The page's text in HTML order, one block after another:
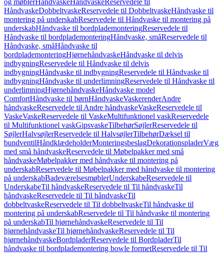
og møblerHåndvaskeHåndvaskeReservedele til
HåndvaskeDobbeltvaskeReservedele til DobbeltvaskeHåndvaske til
montering på underskabReservedele til Håndvaske til montering på
underskabHåndvaske til bordplademonteringReservedele til
Håndvaske til bordplademonteringHåndvaske, småReservedele til
Håndvaske, småHåndvaske til
bordplademonteringHjørnehåndvaskeHåndvaske til delvis
indbygningReservedele til Håndvaske til delvis
indbygningHåndvaske til indbygningReservedele til Håndvaske til
indbygningHåndvaske til underlimningReservedele til Håndvaske til
underlimningHjørnehåndvaskeHåndvaske model
ComfortHåndvaske til børnHåndvaskeVaskerenderAndre
håndvaskeReservedele til Andre håndvaskeVaskeReservedele til
VaskeVaskeReservedele til VaskeMultifunktionel vaskReservedele
til Multifunktionel vaskGipsvaskeTilbehørSøjlerReservedele til
SøjlerHalvsøjlerReservedele til HalvsøjlerTilbehørDæksel til
bundventilHåndklædeholderMonteringsbeslagDekorationsplader
med små håndvaskeReservedele til Møbelpakker med små
håndvaskeMøbelpakker med håndvaske til montering på
underskabReservedele til Møbelpakker med håndvaske til montering
på underskabBadeværelsesmøblerUnderskabeReservedele til
UnderskabeTil håndvaskeReservedele til Til håndvaskeTil
håndvaskeReservedele til Til håndvaskeTil
dobbeltvaskeReservedele til Til dobbeltvaskeTil håndvaske til
montering på underskabReservedele til Til håndvaske til montering
på underskabTil hjørnehåndvaskeReservedele til Til
hjørnehåndvaskeTil hjørnehåndvaskeReservedele til Til
hjørnehåndvaskeBordpladerReservedele til BordpladerTil
håndvaske til bordplademontering bowle formetReservedele til Til